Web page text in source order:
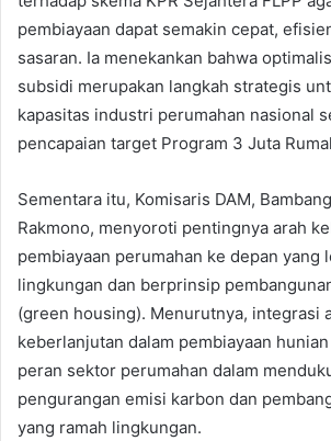
pembiayaan dapat semakin cepat,
sasaran. Ia menekankan bahwa
subsidi merupakan langkah strategis
kapasitas industri perumahan nasional
pencapaian target Program 3 Juta
Sementara itu, Komisaris DAM,
Rakmono, menyoroti pentingnya arah
pembiayaan perumahan ke depan yang
lingkungan dan berprinsip
(green housing). Menurutnya, integrasi
keberlanjutan dalam pembiayaan
peran sektor perumahan dalam
pengurangan emisi karbon dan
yang ramah lingkungan.